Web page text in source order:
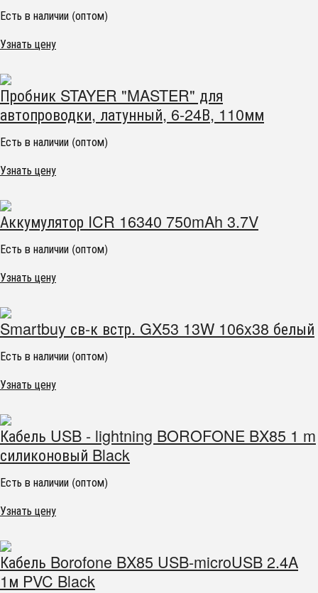
Есть в наличии (оптом)
Узнать цену
Пробник STAYER "MASTER" для
автопроводки, латунный, 6-24В, 110мм
Есть в наличии (оптом)
Узнать цену
Аккумулятор ICR 16340 750mAh 3.7V
Есть в наличии (оптом)
Узнать цену
Smartbuy св-к встр. GX53 13W 106x38 белый
Есть в наличии (оптом)
Узнать цену
Кабель USB - lightning BOROFONE BX85 1 m
силиконовый Black
Есть в наличии (оптом)
Узнать цену
Кабель Borofone BX85 USB-microUSB 2.4A
1м PVC Black